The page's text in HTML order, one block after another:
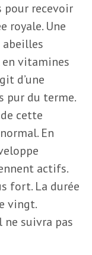
pour recevoir
royale. Une
abeilles
vitamines
d’une
pur du terme.
cette
En
actifs.
fort. La durée
vingt.
ne suivra pas